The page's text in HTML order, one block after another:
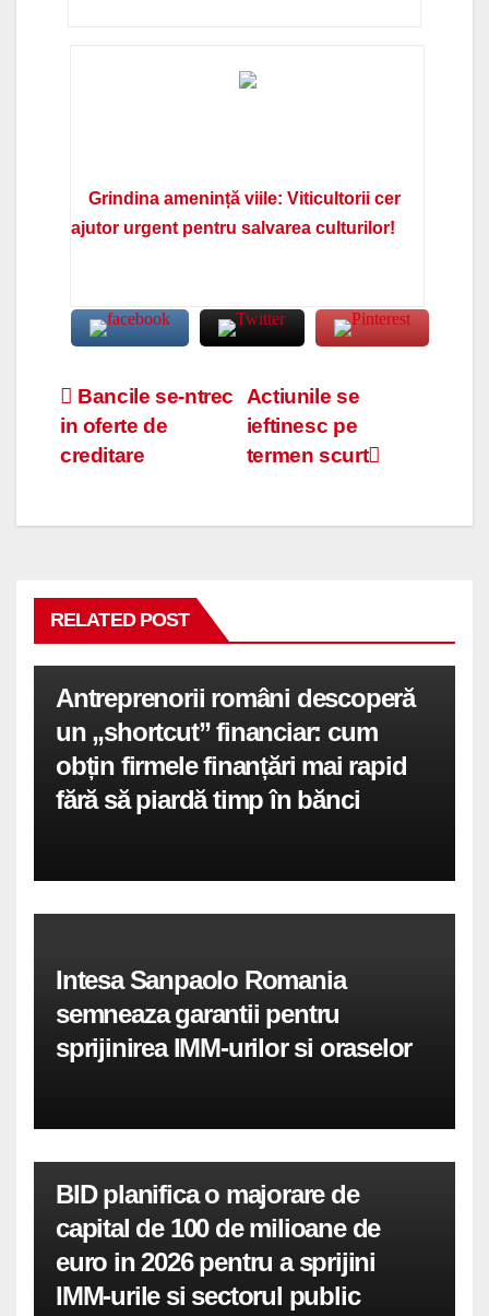
Grindina amenință viile: Viticultorii cer
ajutor urgent pentru salvarea culturilor!
Navigare
în
Actiunile se
ieftinesc pe
termen scurt
Bancile se-ntrec
in oferte de
creditare
RELATED POST
Antreprenorii români descoperă
un „shortcut” financiar: cum
obțin firmele finanțări mai rapid
fără să piardă timp în bănci
Intesa Sanpaolo Romania
semneaza garantii pentru
sprijinirea IMM-urilor si oraselor
BID planifica o majorare de
capital de 100 de milioane de
euro in 2026 pentru a sprijini
IMM-urile si sectorul public